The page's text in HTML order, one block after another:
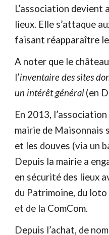
L’association devient
lieux. Elle s’attaque
faisant réapparaître
A noter que le
l’inventaire des sites
un intérêt général (en
En 2013,
mairie de Maisonnais
et les douves (via un
Depuis la mairie a
en sécurité des lieux
du Patrimoine, du
et de la ComCom.
Depuis l’achat, de